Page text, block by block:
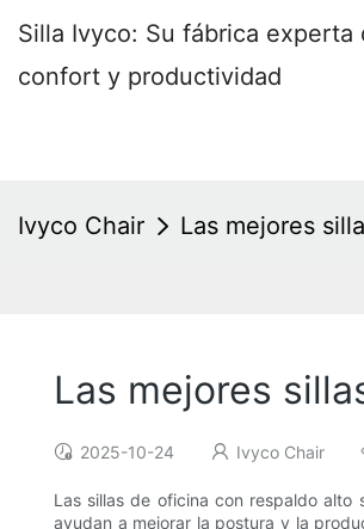
Silla Ivyco: Su fábrica
confort y productividad
Ivyco Chair Las mejores
Las mejores
2025-10-24 Ivyco Chair
Las sillas de oficina con respaldo
ayudan a mejorar la postura y la